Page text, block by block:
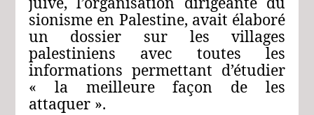
sionisme en Palestine, avait élaboré
un dossier sur les villages
palestiniens avec toutes les
informations permettant d’étudier
« la meilleure façon de les
attaquer ».